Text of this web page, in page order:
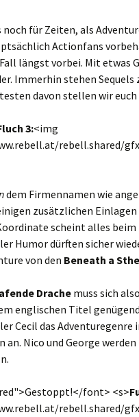
noch für Zeiten, als
Actionfans
längst vorbei. Mit etwas
Immerhin stehen
davon stellen wir euch
3:<img
rebell.shared/
dem Firmennamen wie
zusätzlichen
scheint alles beim
Humor dürften sicher
von den Beneath a
Drachemuss sich
englischen Titel
Cecil das Adventuregenre
an. Nico und George
font> <s>
rebell.shared/